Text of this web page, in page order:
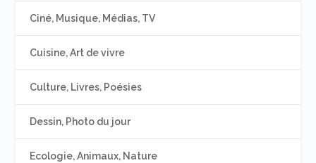
Ciné, Musique, Médias, TV
Cuisine, Art de vivre
Culture, Livres, Poésies
Dessin, Photo du jour
Ecologie, Animaux, Nature